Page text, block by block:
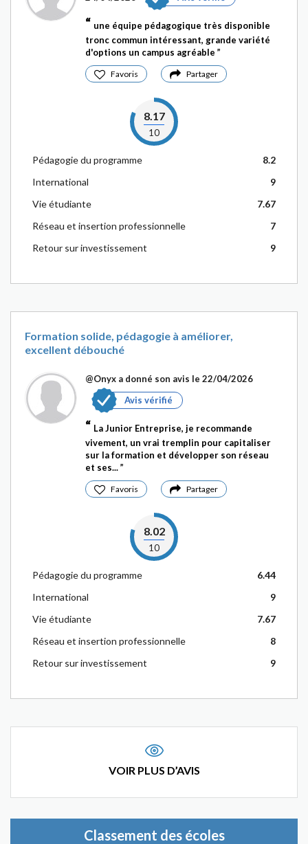
une équipe pédagogique très disponible
tronc commun intéressant, grande variété
d'options un campus agréable
Favoris Partager
8.17
10
Pédagogie du programme
8.2
International
9
Vie étudiante
7.67
Réseau et insertion professionnelle
7
Retour sur investissement
9
Formation solide, pédagogie à améliorer,
excellent débouché
@Onyx a donné son avis le 22/04/2026
Avis vérifié
La Junior Entreprise, je recommande
vivement, un vrai tremplin pour capitaliser
sur la formation et développer son réseau
et ses...
Favoris Partager
8.02
10
Pédagogie du programme
6.44
International
9
Vie étudiante
7.67
Réseau et insertion professionnelle
8
Retour sur investissement
9
VOIR PLUS D’AVIS
Classement des écoles